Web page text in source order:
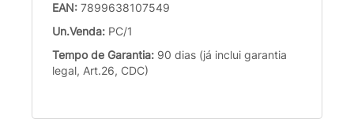
EAN: 7899638107549
Un.Venda: PC/1
Tempo de Garantia: 90 dias (já inclui garantia
legal, Art.26, CDC)